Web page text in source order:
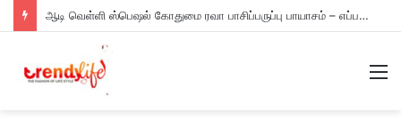
ஆடி வெள்ளி ஸ்பெஷல் கோதுமை ரவா பாசிப்பருப்பு பாயாசம் – எப்படி செய்யணும் தெரியுமா?